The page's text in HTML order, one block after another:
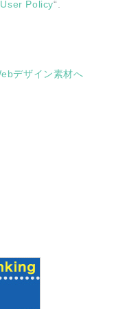
User Policy“.